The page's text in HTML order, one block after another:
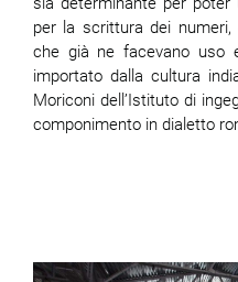
per la scrittura dei
che già ne facevano uso
importato dalla cultura
Moriconi dell’Istituto di
componimento in dialetto